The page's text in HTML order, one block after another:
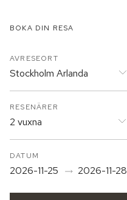
BOKA DIN RESA
AVRESEORT
Stockholm Arlanda
DATUM
2026-11-25 2026-11-28
RESENÄRER
2 vuxna